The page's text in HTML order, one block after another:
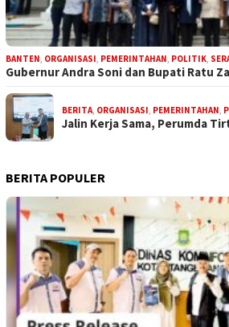
BANTEN ORGANISASI PEMERINTAHAN POLITIK
Gubernur Andra Soni dan Bupati Ratu
BERITA ORGANISASI PEMERINTAHAN
Jalin Kerja Sama, Perumda
BERITA POPULER